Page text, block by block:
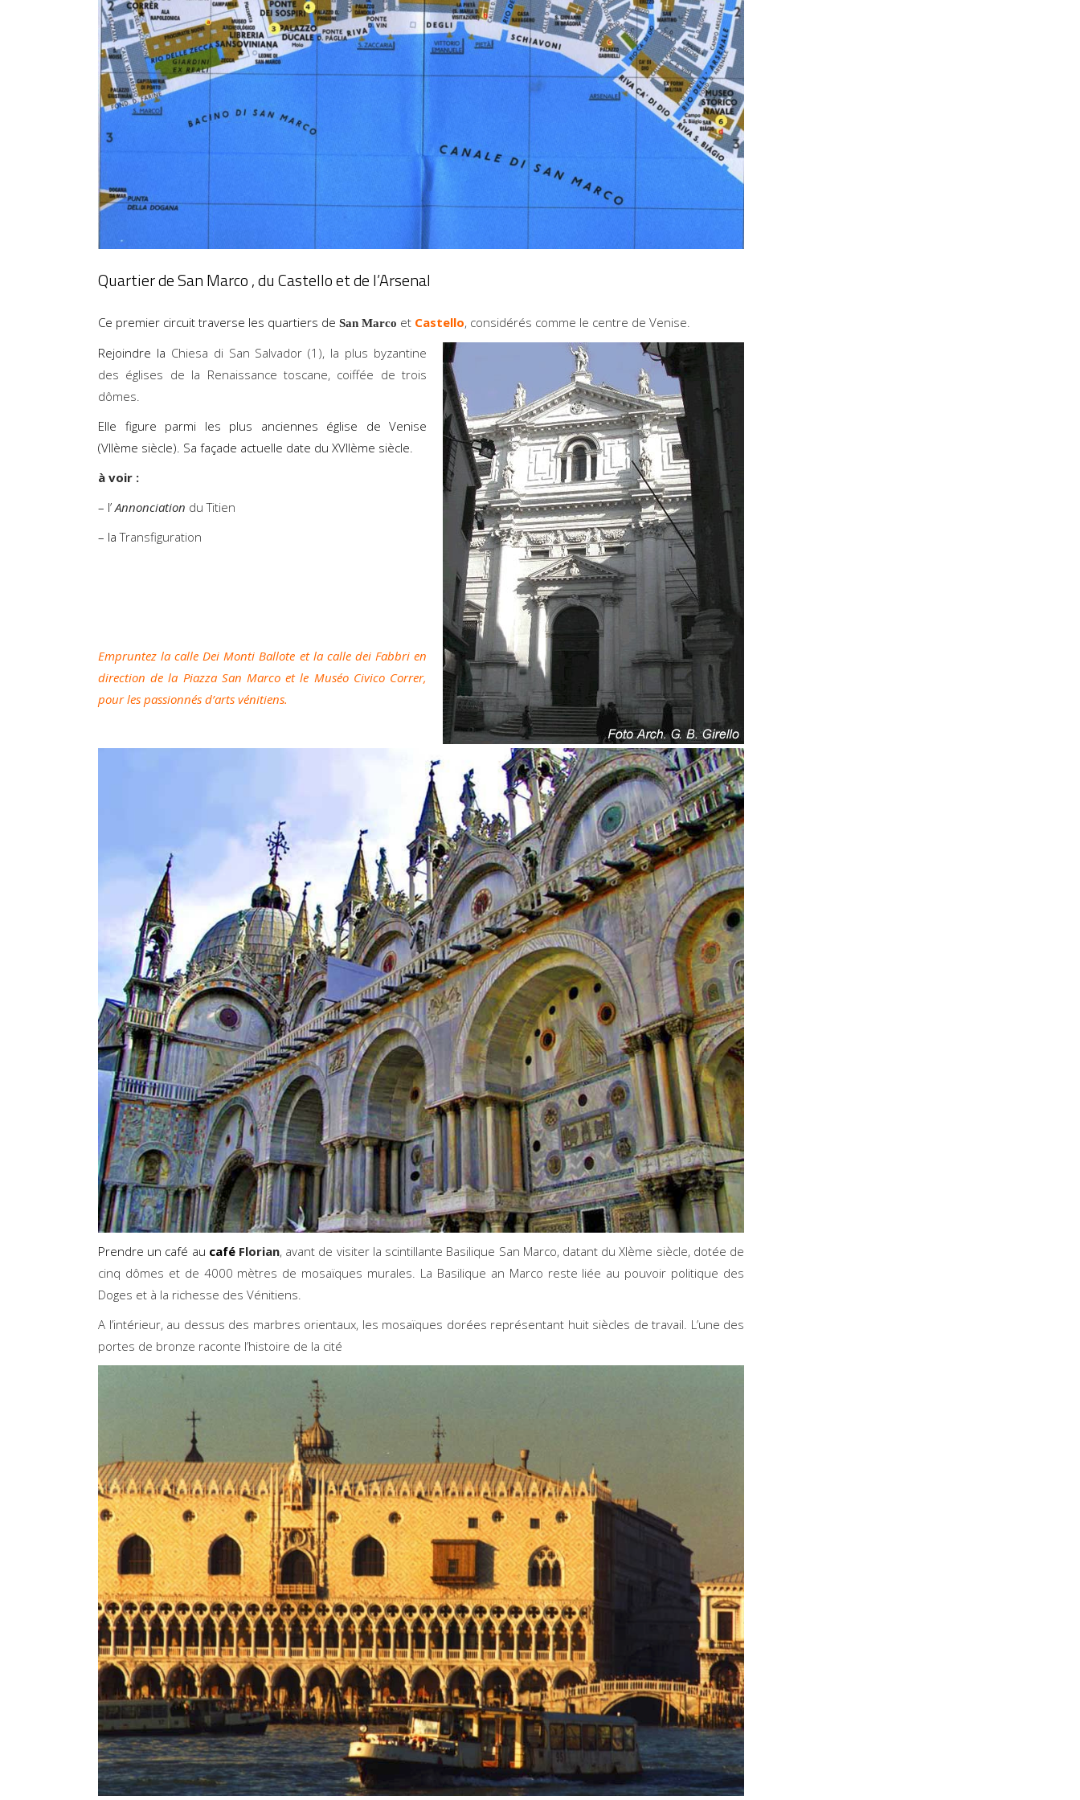
Quartier de San Marco , du Castello et de l’Arsenal
Ce premier circuit traverse les quartiers de San Marco et Castello, considérés comme le centre de Venise.
Rejoindre la Chiesa di San Salvador (1), la plus byzantine
des églises de la Renaissance toscane, coiffée de trois
dômes.
Elle figure parmi les plus anciennes église de Venise
(VIIème siècle). Sa façade actuelle date du XVIIème siècle.
à voir :
– l’ Annonciation du Titien
– laTransfiguration
Empruntez la calle Dei Monti Ballote et la calle dei Fabbri en
direction de la Piazza San Marco et le Muséo Civico Correr,
pour les passionnés d’arts vénitiens.
Prendre un café au café Florian, avant de visiter la scintillante Basilique San Marco, datant du XIème siècle, dotée de
cinq dômes et de 4000 mètres de mosaïques murales. La Basilique an Marco reste liée au pouvoir politique des
Doges et à la richesse des Vénitiens.
A l’intérieur, au dessus des marbres orientaux, les mosaïques dorées représentant huit siècles de travail. L’une des
portes de bronze raconte l’histoire de la cité